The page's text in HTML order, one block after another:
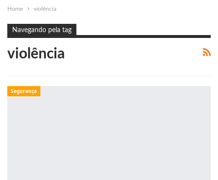
Home violência
Navegando pela tag
violência
Segurança